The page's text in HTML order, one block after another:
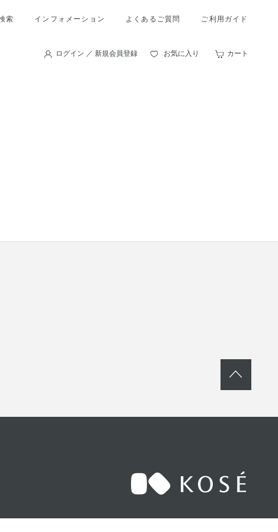
索 インフォメーション よくあるご質問 ご利用ガイド
ログイン ／ 新規会員登録 お気に入り カート